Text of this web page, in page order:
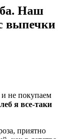
Наш
выпечки
не покупаем
я все-таки
приятно